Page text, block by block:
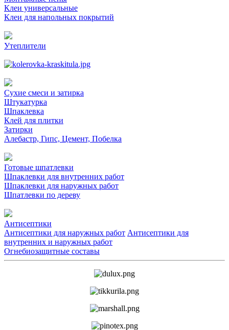
Клеи универсальные
Клеи для напольных покрытий
Утеплители
Сухие смеси и затирка
Штукатурка
Шпаклевка
Клей для плитки
Затирки
Алебастр, Гипс, Цемент, Побелка
Готовые шпатлевки
Шпаклевки для внутренних работ
Шпаклевки для наружных работ
Шпатлевки по дереву
Антисептики
Антисептики для наружных работ Антисептики для
внутренних и наружных работ
Огнебиозащитные составы